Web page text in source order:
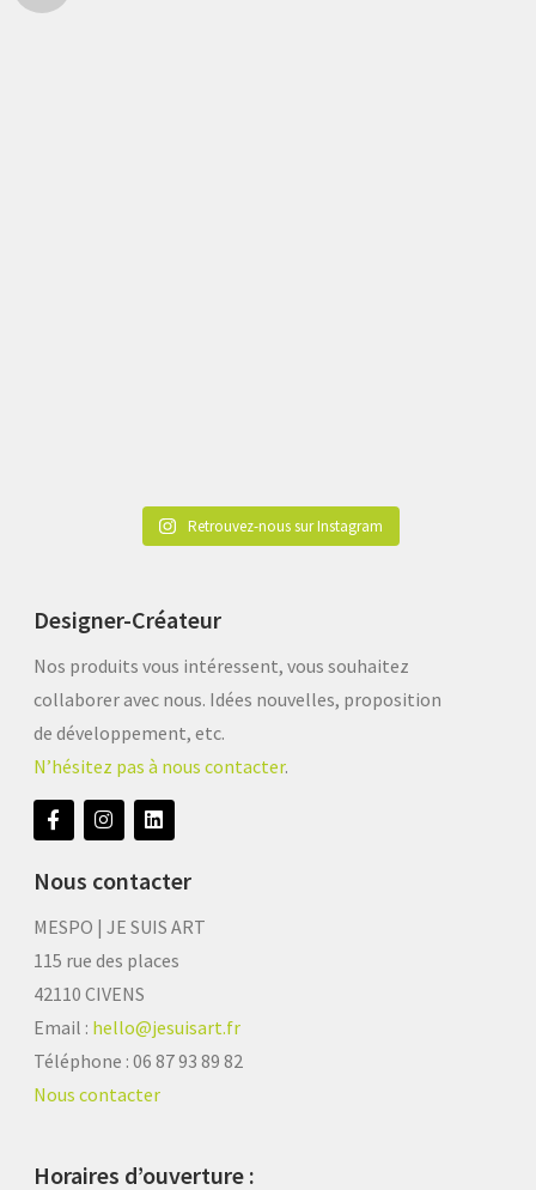
Retrouvez-nous sur Instagram
Designer-Créateur
Nos produits vous intéressent, vous souhaitez
collaborer avec nous. Idées nouvelles, proposition
de développement, etc.
N’hésitez pas à nous contacter.
Nous contacter
MESPO | JE SUIS ART
115 rue des places
42110 CIVENS
Email : hello@jesuisart.fr
Téléphone : 06 87 93 89 82
Nous contacter
Horaires d’ouverture :